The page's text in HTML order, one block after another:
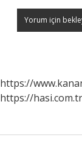
https://
https://hasi.com.tr